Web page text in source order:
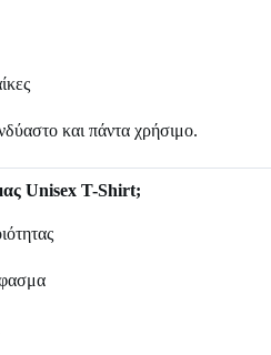
και πάντα χρήσιμο.
Unisex T-Shirt;